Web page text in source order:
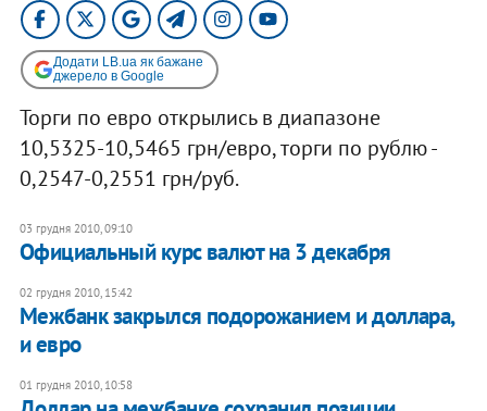
Додати LB.ua як бажане
джерело в Google
Торги по евро открылись в диапазоне
10,5325-10,5465 грн/евро, торги по рублю -
0,2547-0,2551 грн/руб.
03 грудня 2010, 09:10
Официальный курс валют на 3 декабря
02 грудня 2010, 15:42
Межбанк закрылся подорожанием и доллара,
и евро
01 грудня 2010, 10:58